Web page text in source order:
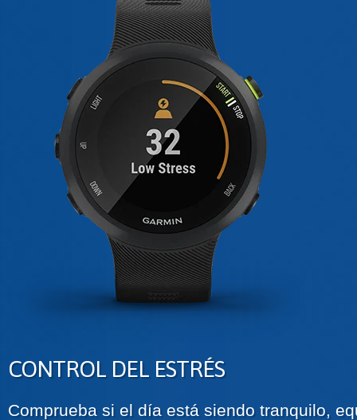
CONTROL DEL ESTRÉS
Comprueba si el día está siendo tranquilo,